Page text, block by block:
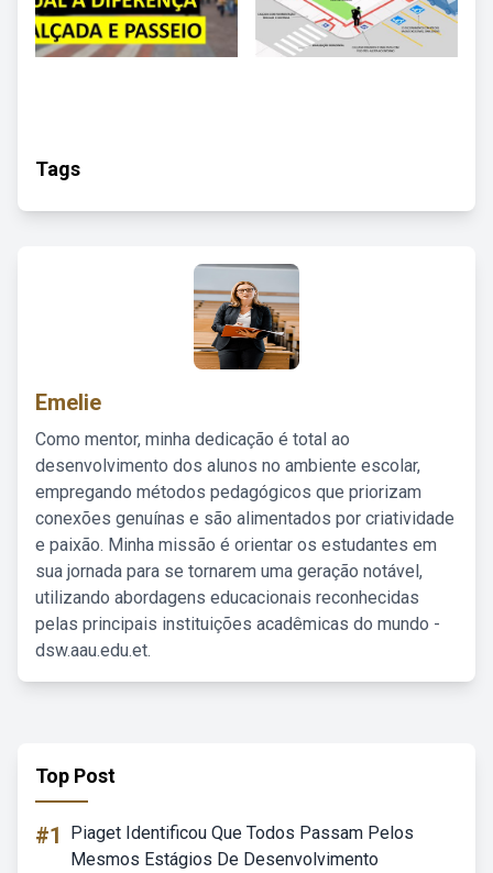
Tags
Emelie
Como mentor, minha dedicação é total ao
desenvolvimento dos alunos no ambiente escolar,
empregando métodos pedagógicos que priorizam
conexões genuínas e são alimentados por criatividade
e paixão. Minha missão é orientar os estudantes em
sua jornada para se tornarem uma geração notável,
utilizando abordagens educacionais reconhecidas
pelas principais instituições acadêmicas do mundo -
dsw.aau.edu.et.
Top Post
#1
Piaget Identificou Que Todos Passam Pelos
Mesmos Estágios De Desenvolvimento